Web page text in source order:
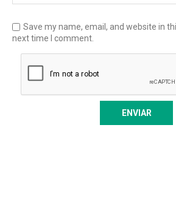
Save my name, email, and website in
next time I comment.